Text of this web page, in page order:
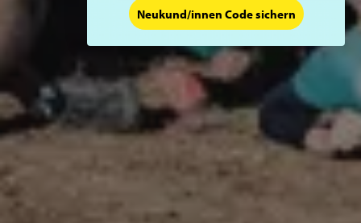
Neukund/innen Code sichern